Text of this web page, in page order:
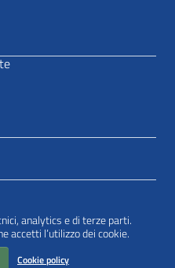
analytics e di terze parti.
accetti l’utilizzo dei cookie.
Cookie policy